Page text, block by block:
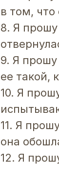
в том,
8. Я
9. Я
ее такой,
10. Я
11. Я
она
12. Я